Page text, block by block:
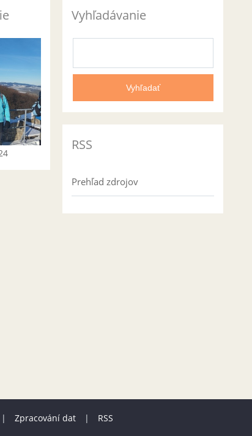
Vyhľadávanie
RSS
Prehľad zdrojov
| Zpracování dat | RSS